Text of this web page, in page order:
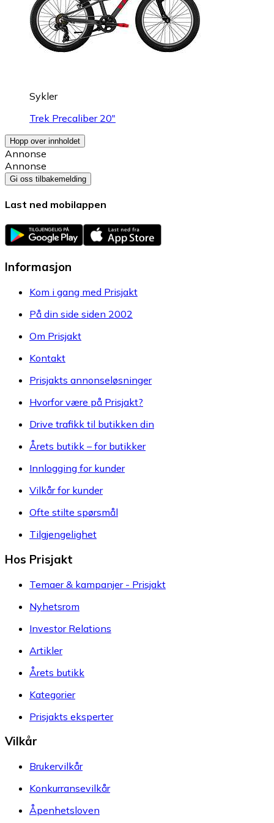
Sykler
Trek Precaliber 20"
Hopp over innholdet
Annonse
Annonse
Gi oss tilbakemelding
Last ned mobilappen
Informasjon
Kom i gang med Prisjakt
På din side siden 2002
Om Prisjakt
Kontakt
Prisjakts annonseløsninger
Hvorfor være på Prisjakt?
Drive trafikk til butikken din
Årets butikk – for butikker
Innlogging for kunder
Vilkår for kunder
Ofte stilte spørsmål
Tilgjengelighet
Hos Prisjakt
Temaer & kampanjer - Prisjakt
Nyhetsrom
Investor Relations
Artikler
Årets butikk
Kategorier
Prisjakts eksperter
Vilkår
Brukervilkår
Konkurransevilkår
Åpenhetsloven